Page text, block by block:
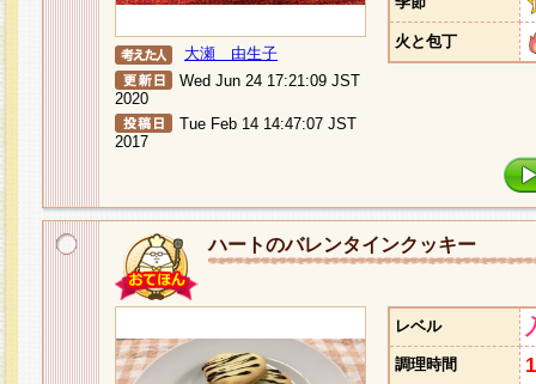
大瀬 由生子
Wed Jun 24 17:21:09 JST
2020
Tue Feb 14 14:47:07 JST
2017
火と包丁
ハートのバレンタインクッキー
レベル
調理時間